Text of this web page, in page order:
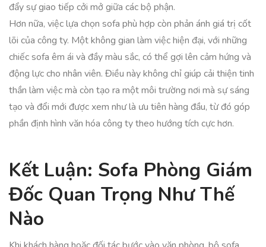
đẩy sự giao tiếp cởi mở giữa các bộ phận.
Hơn nữa, việc lựa chọn sofa phù hợp còn phản ánh giá trị cốt
lõi của công ty. Một không gian làm việc hiện đại, với những
chiếc sofa êm ái và đầy màu sắc, có thể gợi lên cảm hứng và
động lực cho nhân viên. Điều này không chỉ giúp cải thiện tinh
thần làm việc mà còn tạo ra một môi trường nơi mà sự sáng
tạo và đổi mới được xem như là ưu tiên hàng đầu, từ đó góp
phần định hình văn hóa công ty theo hướng tích cực hơn.
Kết Luận: Sofa Phòng Giám
Đốc Quan Trọng Như Thế
Nào